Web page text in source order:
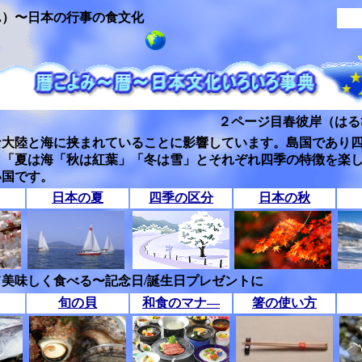
〜日本の行事の食文化
２ページ目春彼岸（は
陸と海に挟まれていることに影響しています。島国であり
夏は海「秋は紅葉」「冬は雪」とそれぞれ四季の特徴を楽
です。
日本の夏
四季の区分 日本の秋
味しく食べる〜記念日/誕生日プレゼントに
旬の貝
和食のマナ― 箸の使い方